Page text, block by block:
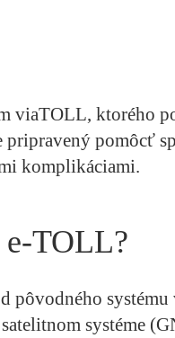
viaTOLL, ktorého
pripravený pomôcť
komplikáciami.
e-TOLL?
pôvodného
systéme